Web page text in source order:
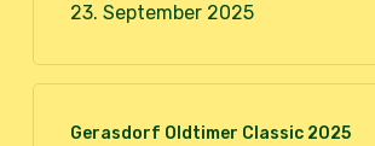
23. September 2025
Gerasdorf Oldtimer Classic 2025